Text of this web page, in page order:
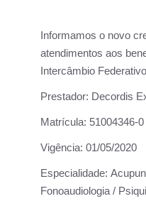
Informamos o novo
atendimentos aos
Intercâmbio
Prestador: Decordis
Matrícula: 51004346-0
Vigência: 01/05/2020
Especialidade:
Fonoaudiologia /